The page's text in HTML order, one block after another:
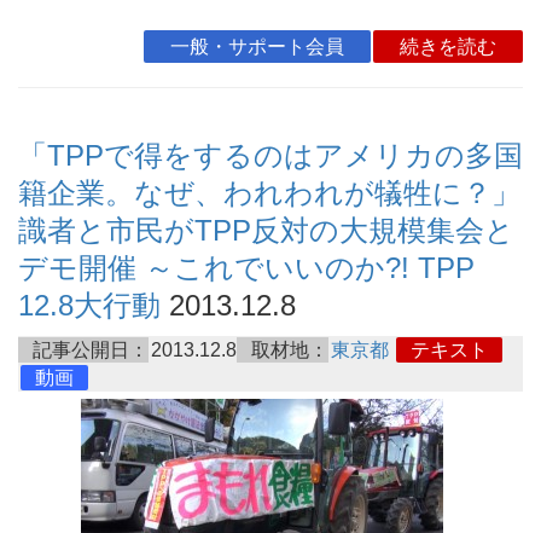
一般・サポート会員 続きを読む
「TPPで得をするのはアメリカの多国
籍企業。なぜ、われわれが犠牲に？」
識者と市民がTPP反対の大規模集会と
デモ開催 ～これでいいのか?! TPP
12.8大行動 2013.12.8
記事公開日： 2013.12.8 取材地： 東京都
テキスト
動画